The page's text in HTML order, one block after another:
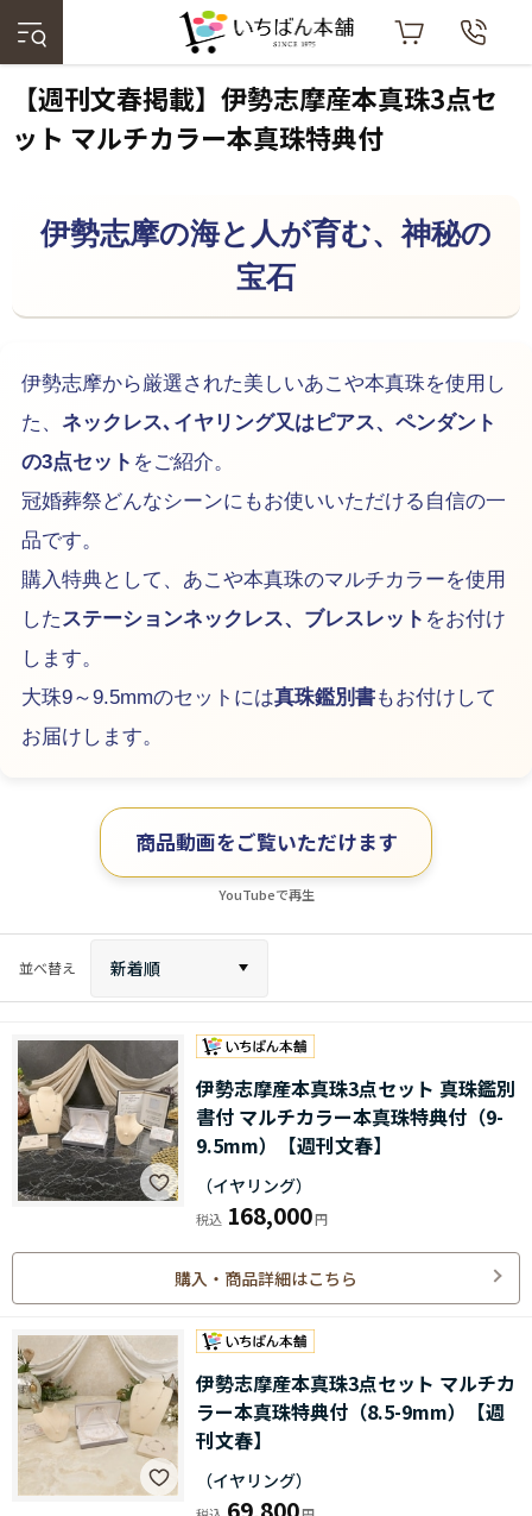
【週刊文春掲載】伊勢志摩産本真珠3点セ
ット マルチカラー本真珠特典付
伊勢志摩の海と人が育む、神秘の
宝石
伊勢志摩から厳選された美しいあこや本真珠を使用し
た、 ネックレス､イヤリング又はピアス、ペンダント
の3点セット をご紹介。
冠婚葬祭どんなシーンにもお使いいただける自信の一
品です。
購入特典として、あこや本真珠のマルチカラーを使用
したステーションネックレス、ブレスレット をお付け
します。
大珠9～9.5mmのセットには真珠鑑別書もお付けして
お届けします。
商品動画をご覧いただけます
YouTubeで再生
並べ替え 新着順
伊勢志摩産本真珠3点セット 真珠鑑別
書付 マルチカラー本真珠特典付（9-
9.5mm）【週刊文春】
（イヤリング）
168,000
購入・商品詳細はこちら
伊勢志摩産本真珠3点セット マルチカ
ラー本真珠特典付（8.5-9mm）【週
刊文春】
（イヤリング）
69,800